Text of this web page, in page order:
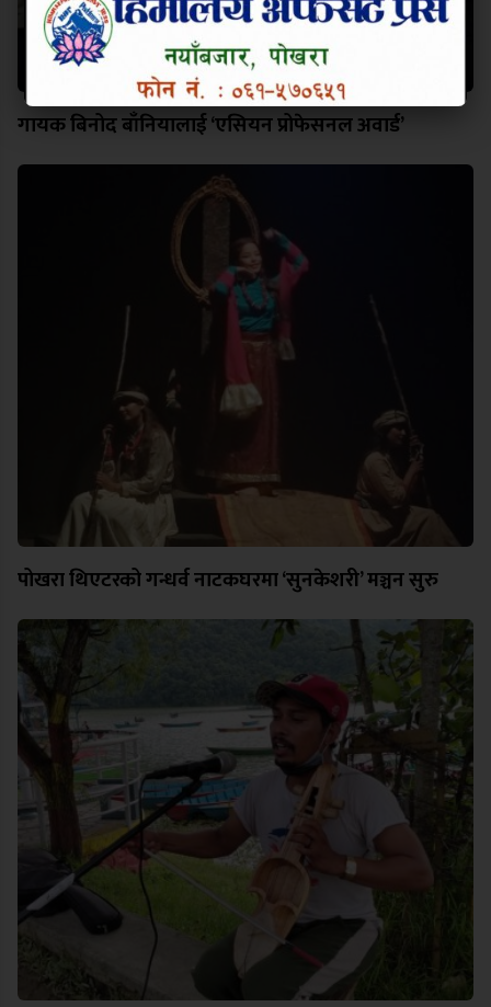
गायक बिनोद बाँनियालाई ‘एसियन प्रोफेसनल अवार्ड’
पोखरा थिएटरको गन्धर्व नाटकघरमा ‘सुनकेशरी’ मञ्चन सुरु